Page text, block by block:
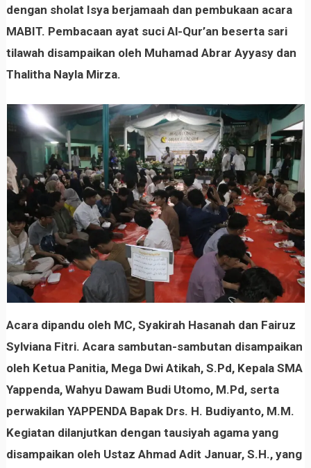
dengan sholat Isya berjamaah dan pembukaan acara
MABIT. Pembacaan ayat suci Al-Qur’an beserta sari
tilawah disampaikan oleh Muhamad Abrar Ayyasy dan
Thalitha Nayla Mirza.
Acara dipandu oleh MC, Syakirah Hasanah dan Fairuz
Sylviana Fitri. Acara sambutan-sambutan disampaikan
oleh Ketua Panitia, Mega Dwi Atikah, S.Pd, Kepala SMA
Yappenda, Wahyu Dawam Budi Utomo, M.Pd, serta
perwakilan YAPPENDA Bapak Drs. H. Budiyanto, M.M.
Kegiatan dilanjutkan dengan tausiyah agama yang
disampaikan oleh Ustaz Ahmad Adit Januar, S.H., yang